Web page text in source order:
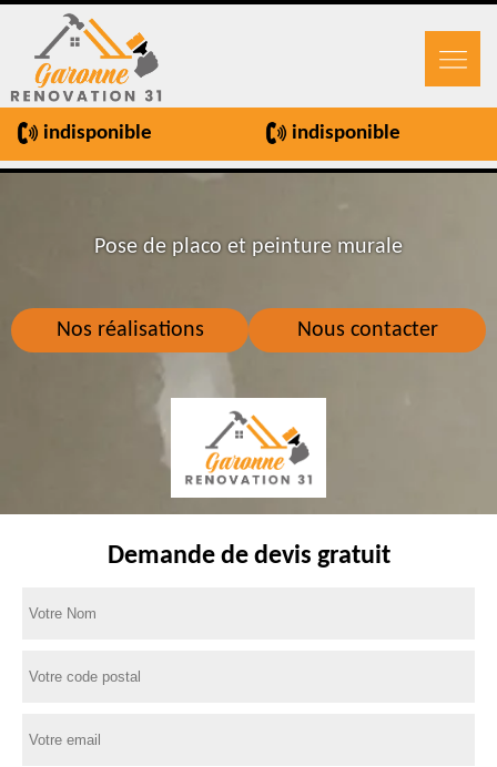
indisponible indisponible
Nos réalisations Nous contacter
Pose de placo et peinture murale
Demande de devis gratuit